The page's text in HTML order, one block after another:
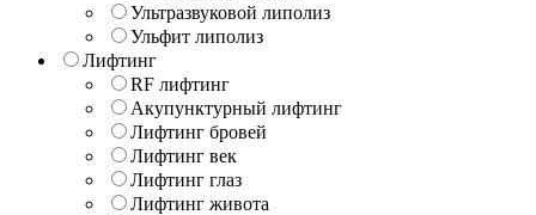
Ультразвуковой липолиз
Ульфит липолиз
Лифтинг
RF лифтинг
Акупунктурный лифтинг
Лифтинг бровей
Лифтинг век
Лифтинг глаз
Лифтинг живота